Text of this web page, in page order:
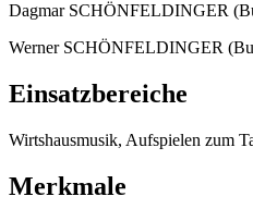
Dagmar SCHÖNFELDINGER
Werner SCHÖNFELDINGER
Einsatzbereiche
Wirtshausmusik, Aufspielen zum
Merkmale